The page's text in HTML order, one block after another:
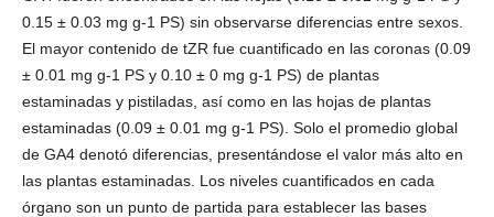
0.15 ± 0.03 mg g-1 PS) sin observarse diferencias entre sexos.
El mayor contenido de tZR fue cuantificado en las coronas (0.09
± 0.01 mg g-1 PS y 0.10 ± 0 mg g-1 PS) de plantas
estaminadas y pistiladas, así como en las hojas de plantas
estaminadas (0.09 ± 0.01 mg g-1 PS). Solo el promedio global
de GA4 denotó diferencias, presentándose el valor más alto en
las plantas estaminadas. Los niveles cuantificados en cada
órgano son un punto de partida para establecer las bases